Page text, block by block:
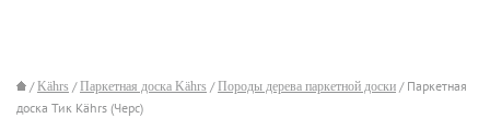
/Kährs /Паркетная доска Kährs /Породы дерева паркетной доски / Паркетная
доска Тик Kährs (Черс)